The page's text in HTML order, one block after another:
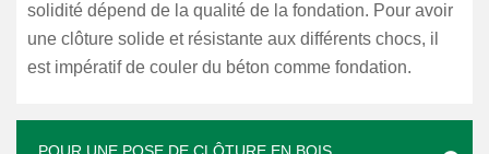
solidité dépend de la qualité de la fondation. Pour avoir
une clôture solide et résistante aux différents chocs, il
est impératif de couler du béton comme fondation.